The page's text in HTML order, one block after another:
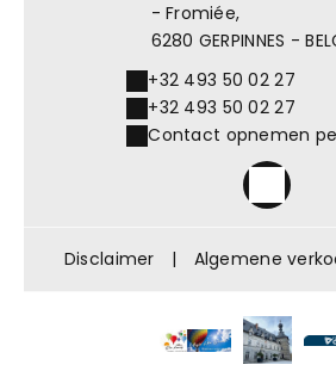
- Fromiée,
6280 GERPINNES -
+32 493 50 02 27
+32 493 50 02 27
Contact opnemen
Disclaimer | Algemene